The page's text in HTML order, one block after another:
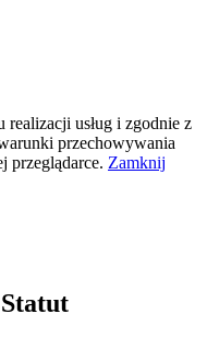
realizacji usług i zgodnie z
przechowywania
przeglądarce. Zamknij